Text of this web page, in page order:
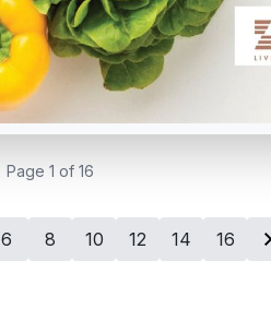
Page 1 of 16
6 8 10 12 14 16